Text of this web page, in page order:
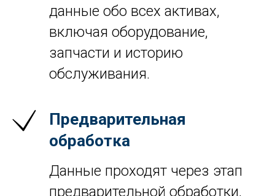
данные обо всех активах,
включая оборудование,
запчасти и историю
обслуживания.
Предварительная
обработка
Данные проходят через этап
предварительной обработки,